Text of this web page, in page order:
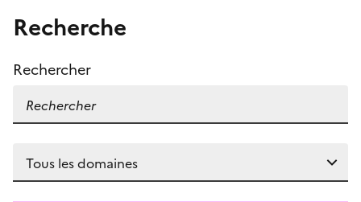
Recherche
Rechercher